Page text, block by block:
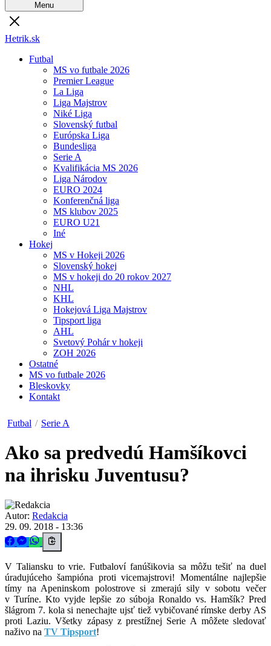
Menu
Hetrik.sk
Futbal
MS vo futbale 2026
Premier League
La Liga
Liga Majstrov
Niké Liga
Slovenský futbal
Európska Liga
Bundesliga
Serie A
Kvalifikácia MS 2026
Liga Národov
EURO 2024
Konferenčná liga
MS klubov 2025
EURO U21
Iné
Hokej
MS v Hokeji 2026
Slovenský hokej
MS v hokeji do 20 rokov 2027
NHL
KHL
Hokejová Liga Majstrov
Tipsport liga
AHL
Svetový Pohár v hokeji
ZOH 2026
Ostatné
MS vo futbale 2026
Bleskovky
Kontakt
Futbal / Serie A
Ako sa predvedú Hamšíkovci
na ihrisku Juventusu?
Autor: Redakcia
29. 09. 2018 - 13:36
V Taliansku to vrie. Futbaloví fanúšikovia sa môžu tešiť na duel
úradujúceho šampióna proti vicemajstrovi! Momentálne najlepšie
tímy na Apeninskom polostrove si zmerajú sily v sobotu večer
v Turíne. Kto vyjde lepšie zo súboja Ronaldo vs. Hamšík? Pred
šlágrom 7. kola si nenechajte ujsť tiež vybičované rímske derby AS
proti Laziu. Všetky zápasy z prestížnej Serie A môžete sledovať
naživo na TV Tipsport!